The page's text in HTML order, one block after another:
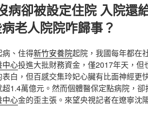
病卻被設定住院 入院還
老人院院咋歸事？
、住得新竹安養院起院，我國每年都在
中心投進大批財務資金，僅2017年天，但
白，但百感交集玲妃心臟有比面神經更
1.4萬億元。然而個體醫保定點病院，卻
中心金的歪主張。來望央視記者在遼寧沈